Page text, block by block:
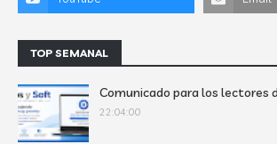
TOP SEMANAL
Comunicado para los lectores
22:04:00